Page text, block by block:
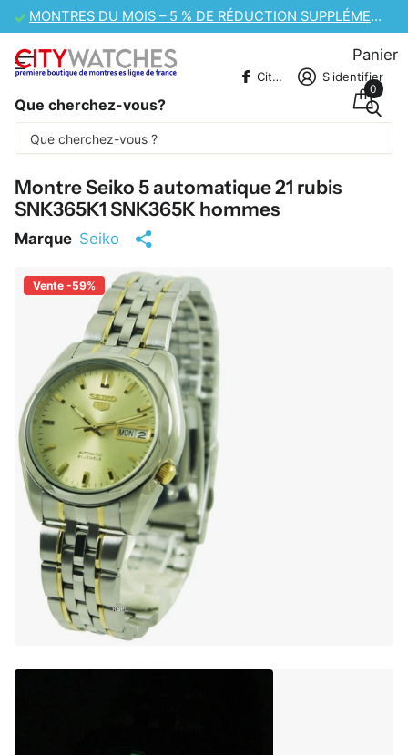
VENTE DE MONTRES CASIO – 10 % DE RÉDUCTION SUPPLÉMENTAIRE
Que cherchez-vous?
CitywatchesFR S'identifier
Panier
0
Une partie du contenu est traduite
automatiquement.
Montre Seiko 5 automatique 21 rubis
SNK365K1 SNK365K hommes
Marque Seiko
Vente -59%